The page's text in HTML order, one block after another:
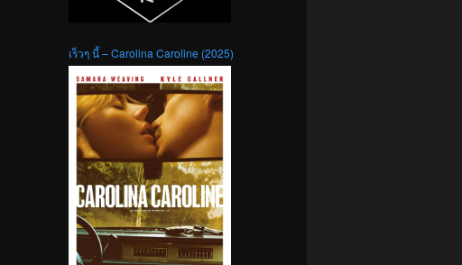
เร็วๆ นี้ – Carolina Caroline (2025)